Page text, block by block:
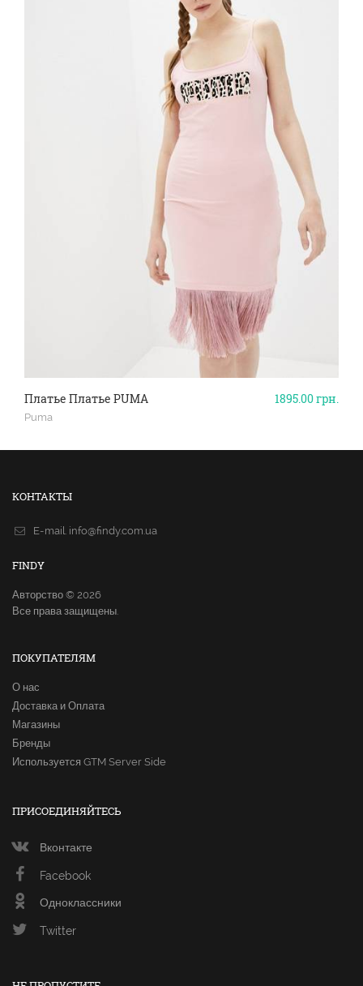
1895.00грн.
Платье Платье PUMA
Puma
КОНТАКТЫ
E-mail. info@findy.com.ua
FINDY
Авторство © 2026
Все права защищены.
ПОКУПАТЕЛЯМ
О нас
Доставка и Оплата
Магазины
Бренды
Используется GTM Server Side
ПРИСОЕДИНЯЙТЕСЬ
Вконтакте
Facebook
Одноклассники
Twitter